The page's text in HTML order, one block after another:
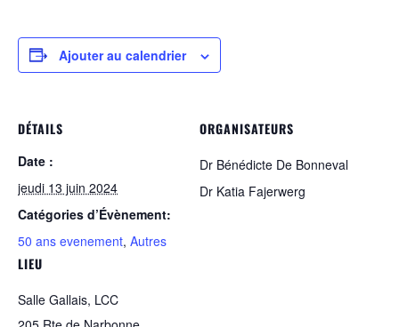
Ajouter au calendrier
DÉTAILS
Date :
jeudi 13 juin 2024
Catégories d’Évènement:
50 ans evenement, Autres
LIEU
Salle Gallais, LCC
ORGANISATEURS
Dr Bénédicte De Bonneval
Dr Katia Fajerwerg